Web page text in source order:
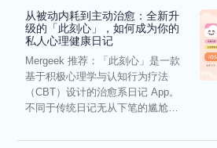
从被动内耗到主动治愈：全新升
级的「此刻心」，如何成为你的
私人心理健康日记
Mergeek 推荐：「此刻心」是一款
基于积极心理学与认知行为疗法
（CBT）设计的治愈系日记 App。
不同于传统日记无从下笔的尴尬，